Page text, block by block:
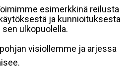
esimerkkinä reilusta
ja kunnioituksesta
ulkopuolella.
visiollemme ja arjessa